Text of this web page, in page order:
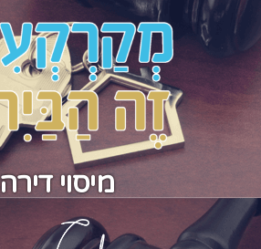
מיסוי דירה